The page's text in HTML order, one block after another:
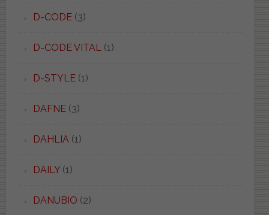
D-CODE(3)
D-CODE VITAL (1)
D-STYLE(1)
DAFNE(3)
DAHLIA (1)
DAILY(1)
DANUBIO (2)